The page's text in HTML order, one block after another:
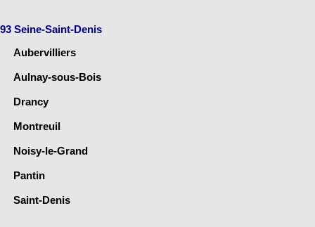
93 Seine-Saint-Denis
Aubervilliers
Aulnay-sous-Bois
Drancy
Montreuil
Noisy-le-Grand
Pantin
Saint-Denis